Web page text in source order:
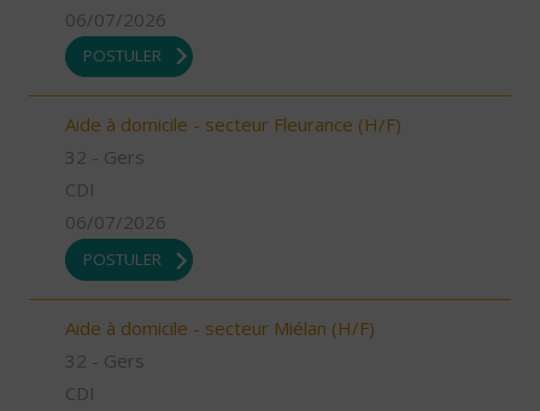
06/07/2026
POSTULER
Aide à domicile - secteur Fleurance (H/F)
32 - Gers
CDI
06/07/2026
POSTULER
Aide à domicile - secteur Miélan (H/F)
32 - Gers
CDI